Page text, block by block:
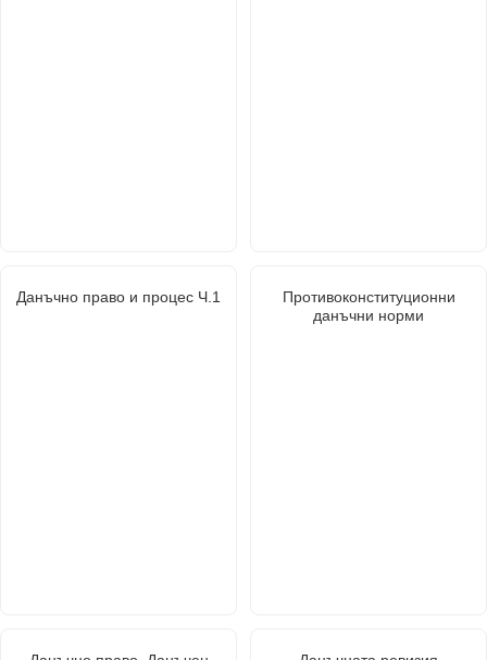
Данъчно право и процес Ч.1
Противоконституционни
данъчни норми